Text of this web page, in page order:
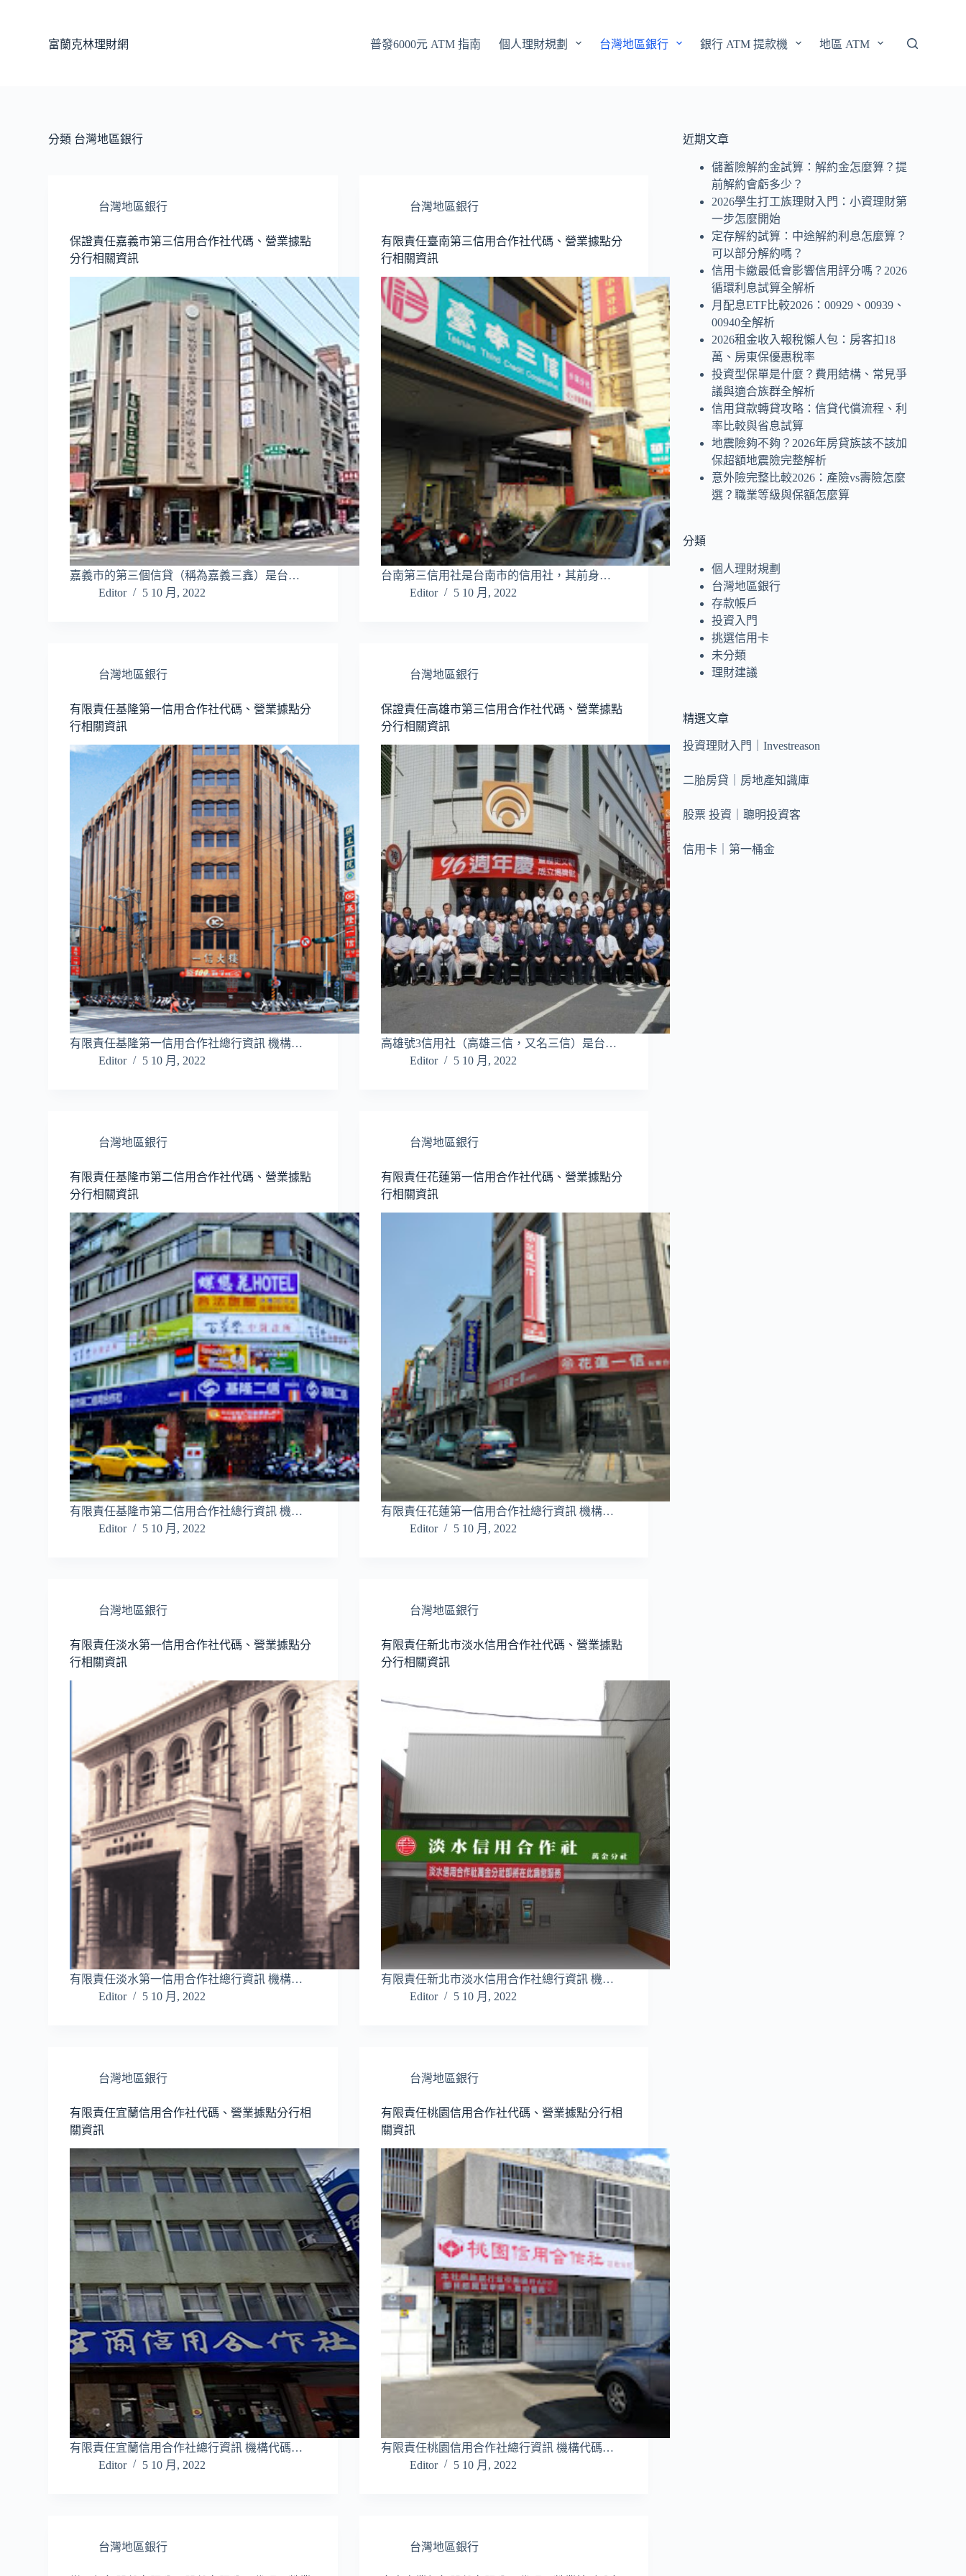
富蘭克林理財網 普發6000元 ATM 指南 個人理財規劃 台灣地區銀行 銀行 ATM 提款機 地區 ATM
分類 台灣地區銀行
台灣地區銀行
保證責任嘉義市第三信用合作社代碼、營業據點
分行相關資訊
嘉義市的第三個信貸（稱為嘉義三鑫）是台…
Editor
5 10 月, 2022
台灣地區銀行
有限責任臺南第三信用合作社代碼、營業據點分
行相關資訊
台南第三信用社是台南市的信用社，其前身…
Editor
5 10 月, 2022
台灣地區銀行
有限責任基隆第一信用合作社代碼、營業據點分
行相關資訊
有限責任基隆第一信用合作社總行資訊 機構…
Editor
5 10 月, 2022
台灣地區銀行
保證責任高雄市第三信用合作社代碼、營業據點
分行相關資訊
高雄號3信用社（高雄三信，又名三信）是台…
Editor
5 10 月, 2022
台灣地區銀行
有限責任基隆市第二信用合作社代碼、營業據點
分行相關資訊
有限責任基隆市第二信用合作社總行資訊 機…
Editor
5 10 月, 2022
台灣地區銀行
有限責任花蓮第一信用合作社代碼、營業據點分
行相關資訊
有限責任花蓮第一信用合作社總行資訊 機構…
Editor
5 10 月, 2022
台灣地區銀行
有限責任淡水第一信用合作社代碼、營業據點分
行相關資訊
有限責任淡水第一信用合作社總行資訊 機構…
Editor
5 10 月, 2022
台灣地區銀行
有限責任新北市淡水信用合作社代碼、營業據點
分行相關資訊
有限責任新北市淡水信用合作社總行資訊 機…
Editor
5 10 月, 2022
台灣地區銀行
有限責任宜蘭信用合作社代碼、營業據點分行相
關資訊
有限責任宜蘭信用合作社總行資訊 機構代碼…
Editor
5 10 月, 2022
台灣地區銀行
有限責任桃園信用合作社代碼、營業據點分行相
關資訊
有限責任桃園信用合作社總行資訊 機構代碼…
Editor
5 10 月, 2022
台灣地區銀行 台灣地區銀行
近期文章
儲蓄險解約金試算：解約金怎麼算？提
前解約會虧多少？
2026學生打工族理財入門：小資理財第
一步怎麼開始
定存解約試算：中途解約利息怎麼算？
可以部分解約嗎？
信用卡繳最低會影響信用評分嗎？2026
循環利息試算全解析
月配息ETF比較2026：00929、00939、
00940全解析
2026租金收入報稅懶人包：房客扣18
萬、房東保優惠稅率
投資型保單是什麼？費用結構、常見爭
議與適合族群全解析
信用貸款轉貸攻略：信貸代償流程、利
率比較與省息試算
地震險夠不夠？2026年房貸族該不該加
保超額地震險完整解析
意外險完整比較2026：產險vs壽險怎麼
選？職業等級與保額怎麼算
分類
個人理財規劃
台灣地區銀行
存款帳戶
投資入門
挑選信用卡
未分類
理財建議
精選文章
投資理財入門｜Investreason
二胎房貸｜房地產知識庫
股票 投資｜聰明投資客
信用卡｜第一桶金